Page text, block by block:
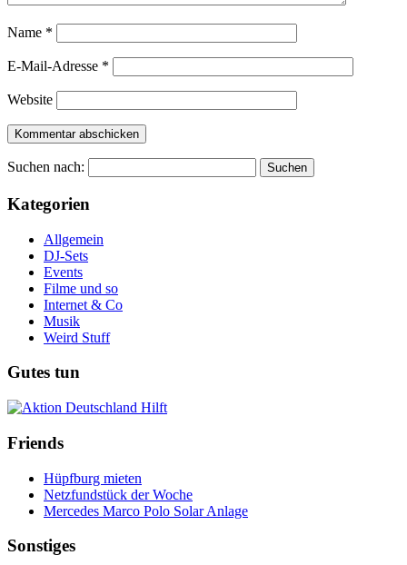
Name *
E-Mail-Adresse *
Website
Suchen nach:
Kategorien
Allgemein
DJ-Sets
Events
Filme und so
Internet & Co
Musik
Weird Stuff
Gutes tun
Friends
Hüpfburg mieten
Netzfundstück der Woche
Mercedes Marco Polo Solar Anlage
Sonstiges